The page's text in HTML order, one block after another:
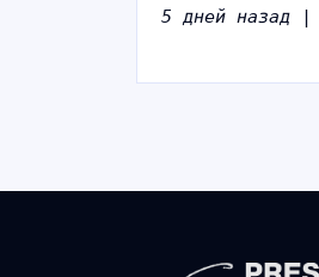
5 дней назад |